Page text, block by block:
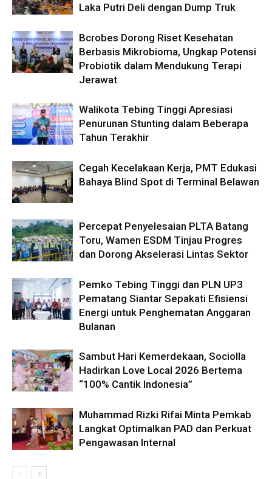
Laka Putri Deli dengan Dump Truk
Bcrobes Dorong Riset Kesehatan
Berbasis Mikrobioma, Ungkap Potensi
Probiotik dalam Mendukung Terapi
Jerawat
Walikota Tebing Tinggi Apresiasi
Penurunan Stunting dalam Beberapa
Tahun Terakhir
Cegah Kecelakaan Kerja, PMT Edukasi
Bahaya Blind Spot di Terminal Belawan
Percepat Penyelesaian PLTA Batang
Toru, Wamen ESDM Tinjau Progres
dan Dorong Akselerasi Lintas Sektor
Pemko Tebing Tinggi dan PLN UP3
Pematang Siantar Sepakati Efisiensi
Energi untuk Penghematan Anggaran
Bulanan
Sambut Hari Kemerdekaan, Sociolla
Hadirkan Love Local 2026 Bertema
“100% Cantik Indonesia”
Muhammad Rizki Rifai Minta Pemkab
Langkat Optimalkan PAD dan Perkuat
Pengawasan Internal